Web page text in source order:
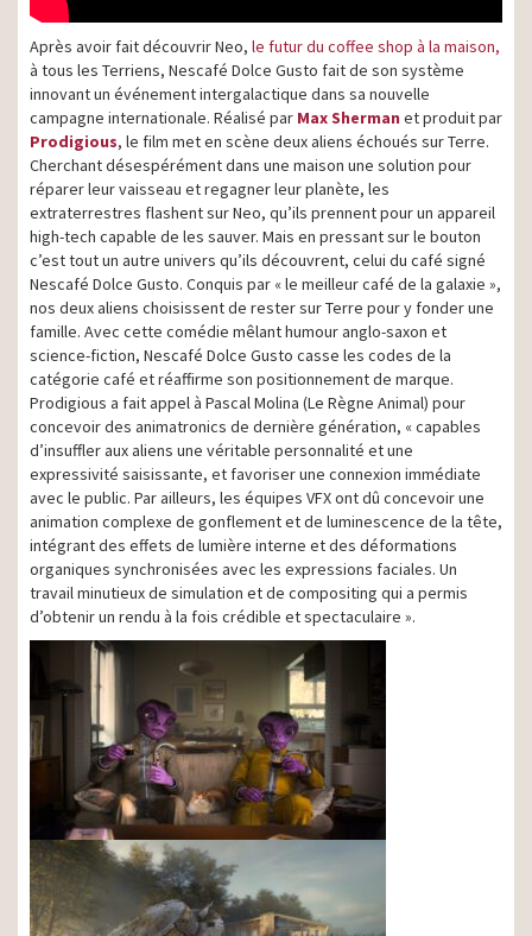
Après avoir fait découvrir Neo, le futur du coffee shop à la maison,
à tous les Terriens, Nescafé Dolce Gusto fait de son système
innovant un événement intergalactique dans sa nouvelle
campagne internationale. Réalisé par Max Sherman et produit par
Prodigious, le film met en scène deux aliens échoués sur Terre.
Cherchant désespérément dans une maison une solution pour
réparer leur vaisseau et regagner leur planète, les
extraterrestres flashent sur Neo, qu’ils prennent pour un appareil
high-tech capable de les sauver. Mais en pressant sur le bouton
c’est tout un autre univers qu’ils découvrent, celui du café signé
Nescafé Dolce Gusto. Conquis par « le meilleur café de la galaxie »,
nos deux aliens choisissent de rester sur Terre pour y fonder une
famille. Avec cette comédie mêlant humour anglo-saxon et
science-fiction, Nescafé Dolce Gusto casse les codes de la
catégorie café et réaffirme son positionnement de marque.
Prodigious a fait appel à Pascal Molina (Le Règne Animal) pour
concevoir des animatronics de dernière génération, « capables
d’insuffler aux aliens une véritable personnalité et une
expressivité saisissante, et favoriser une connexion immédiate
avec le public. Par ailleurs, les équipes VFX ont dû concevoir une
animation complexe de gonflement et de luminescence de la tête,
intégrant des effets de lumière interne et des déformations
organiques synchronisées avec les expressions faciales. Un
travail minutieux de simulation et de compositing qui a permis
d’obtenir un rendu à la fois crédible et spectaculaire ».